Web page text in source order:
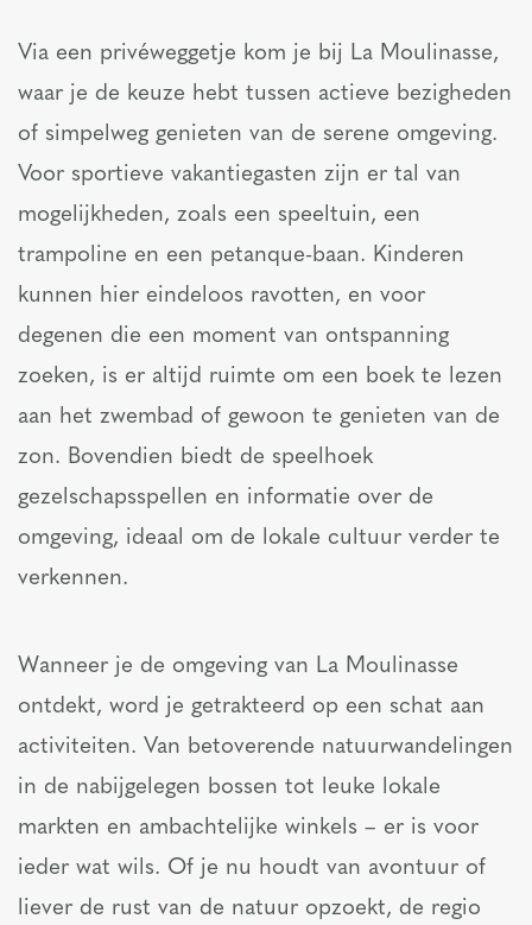
Via een privéweggetje kom je bij La Moulinasse,
waar je de keuze hebt tussen actieve bezigheden
of simpelweg genieten van de serene omgeving.
Voor sportieve vakantiegasten zijn er tal van
mogelijkheden, zoals een speeltuin, een
trampoline en een petanque-baan. Kinderen
kunnen hier eindeloos ravotten, en voor
degenen die een moment van ontspanning
zoeken, is er altijd ruimte om een boek te lezen
aan het zwembad of gewoon te genieten van de
zon. Bovendien biedt de speelhoek
gezelschapsspellen en informatie over de
omgeving, ideaal om de lokale cultuur verder te
verkennen.
Wanneer je de omgeving van La Moulinasse
ontdekt, word je getrakteerd op een schat aan
activiteiten. Van betoverende natuurwandelingen
in de nabijgelegen bossen tot leuke lokale
markten en ambachtelijke winkels – er is voor
ieder wat wils. Of je nu houdt van avontuur of
liever de rust van de natuur opzoekt, de regio